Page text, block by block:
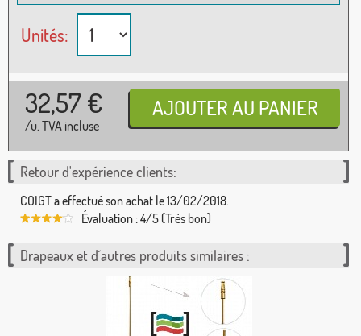
Unités:
32,57 €
/u. TVA incluse
Retour d'expérience clients:
COIGT a effectué son achat le 13/02/2018.
Évaluation : 4/5 (Très bon)
Drapeaux et d´autres produits similaires :